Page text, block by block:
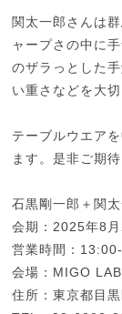
関太一郎さんは
ャープさの中に
のザラっとした
い重さなどを大
テーブルウエア
ます。是非ご期待
石黒剛一郎＋関
会期：2025年8
営業時間：
会場：MIGO
住所：東京都目